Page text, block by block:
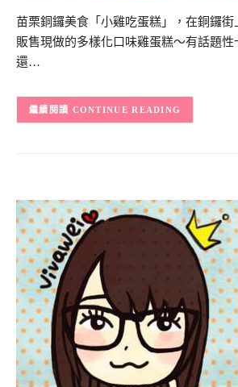
苗栗銅鑼美食「小雞吃蛋糕」，在銅鑼街
販售現做的多樣化口味雞蛋糕～有話題性
還…
CONTINUE READING